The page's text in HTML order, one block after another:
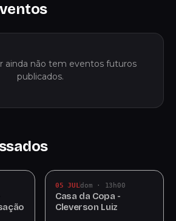
ainda não tem eventos futuros
publicados.
05 JULdom · 13h00
Casa da Copa -
Cleverson Luiz